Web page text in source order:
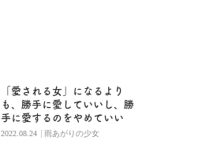
「愛される女」になるより
も、勝手に愛していいし、勝
手に愛するのをやめていい
2022.08.24 | 雨あがりの少女